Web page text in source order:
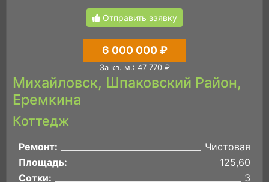
Отправить заявку
6 000 000 ₽
За кв. м.: 47 770 ₽
Михайловск, Шпаковский Район,
Еремкина
Коттедж
Ремонт:
Чистовая
Площадь:
125,60
Сотки:
3